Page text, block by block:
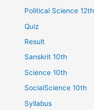
Political Science 12th
Quiz
Result
Sanskrit 10th
Science 10th
SocialScience 10th
Syllabus